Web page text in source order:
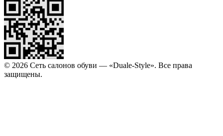
© 2026 Сеть салонов обуви — «Duale-Style». Все права
защищены.